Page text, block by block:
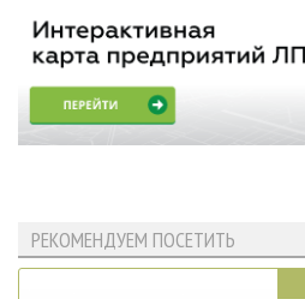
РЕКОМЕНДУЕМ ПОСЕТИТЬ